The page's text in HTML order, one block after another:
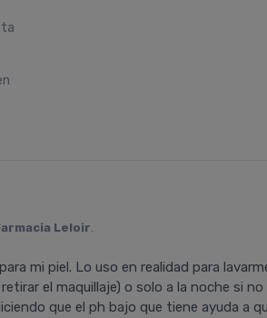
Leloir.
mi piel. Lo uso en realidad para
el maquillaje) o solo a la noche si no
que el ph bajo que tiene ayuda a